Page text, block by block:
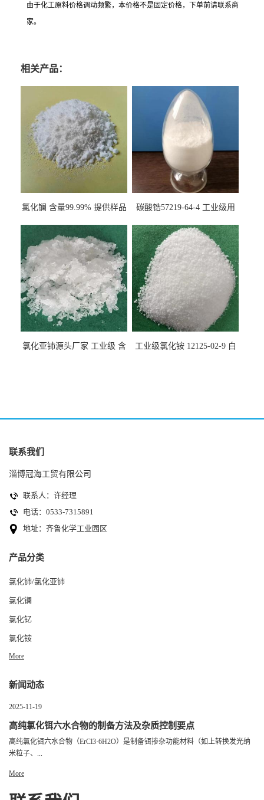
由于化工原料价格调动频繁，本价格不是固定价格，下单前请联系商
家。
相关产品：
氯化镧 含量99.99% 提供样品
碳酸锆57219-64-4 工业级用
氯化亚铈源头厂家 工业级 含
工业级氯化铵 12125-02-9 白
联系我们
淄博冠海工贸有限公司
联系人：许经理
电话：0533-7315891
地址：齐鲁化学工业园区
产品分类
氯化铈/氯化亚铈
氯化镧
氯化钇
氯化铵
More
新闻动态
2025-11-19
高纯氯化铒六水合物的制备方法及杂质控制要点
高纯氯化铒六水合物（ErCl3·6H2O）是制备铒掺杂功能材料（如上转换发光纳
米粒子、...
More